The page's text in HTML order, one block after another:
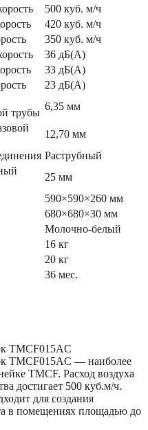
500 куб. м/ч
420 куб. м/ч
350 куб. м/ч
36 дБ(А)
33 дБ(А)
23 дБ(А)
трубы
6,35 мм
12,70 мм
Раструбный
25 мм
590×590×260 мм
680×680×30 мм
Молочно-белый
16 кг
20 кг
36 мес.
TMCF015AС
TMCF015AC — наиболее
TMCF. Расход воздуха
достигает 500 куб.м/ч.
для создания
в помещениях площадью до